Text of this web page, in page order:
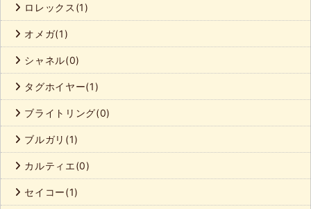
ロレックス(1)
オメガ(1)
シャネル(0)
タグホイヤー(1)
ブライトリング(0)
ブルガリ(1)
カルティエ(0)
セイコー(1)